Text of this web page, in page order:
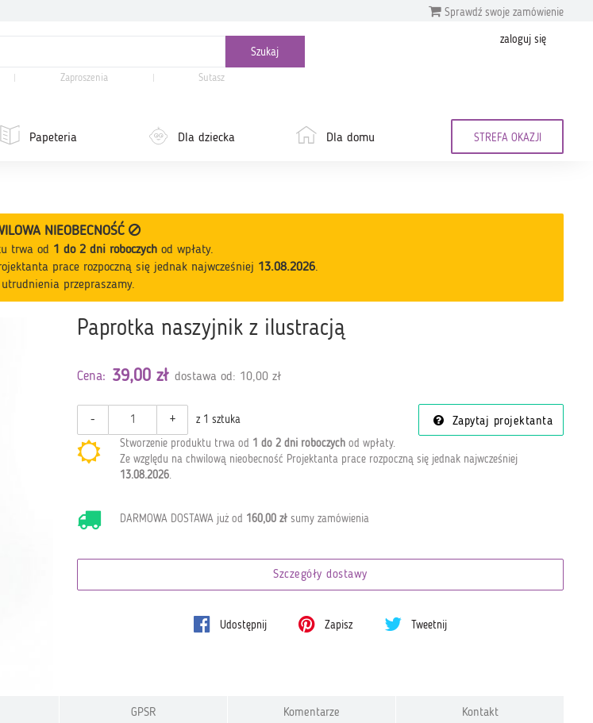
Sprawdź swoje zamówienie
Zaproszenia Sutasz
zaloguj się
Papeteria Dla dziecka Dla domu STREFA OKAZJI
NIEOBECNOŚĆ
trwa od 1 do 2 dni roboczych od wpłaty.
prace rozpoczną się jednak najwcześniej 13.08.2026.
przepraszamy.
Paprotka naszyjnik z ilustracją
Cena: 39,00 zł dostawa od: 10,00 zł
- + z 1 sztuka Zapytaj projektanta
Stworzenie produktu trwa od 1 do 2 dni roboczychod wpłaty.
Ze względu na chwilową nieobecność Projektanta prace rozpoczną się jednak najwcześniej
13.08.2026.
DARMOWA DOSTAWA już od 160,00 złsumy zamówienia
Szczegóły dostawy
Udostępnij Zapisz Tweetnij
GPSR Komentarze Kontakt